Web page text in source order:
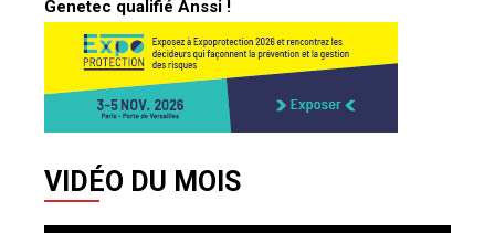
Genetec qualifié Anssi !
VIDÉO DU MOIS